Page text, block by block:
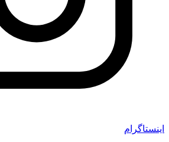
اینستاگرام